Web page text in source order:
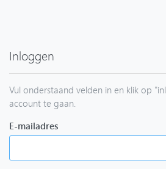
Inloggen
Vul onderstaand velden in en klik op
account te gaan.
E-mailadres